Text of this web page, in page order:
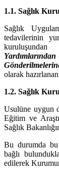
1.1. Sağlık
Sağlık
tedavilerinin
kuruluşundan
olarak
1.2. Sağlık
Usulüne uygun
Eğitim ve
Sağlık
Bu durumda bu
bağlı
edilerek